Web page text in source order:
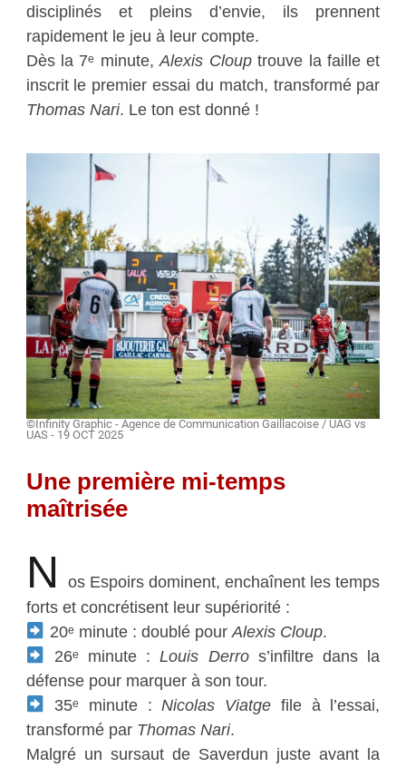
disciplinés et pleins d’envie, ils prennent
rapidement le jeu à leur compte.
Dès la 7ᵉ minute,Alexis Clouptrouve la faille et
inscrit le premier essai du match, transformé par
Thomas Nari. Le ton est donné !
©Infinity Graphic - Agence de Communication Gaillacoise / UAG vs
UAS - 19 OCT 2025
Une première mi-temps
maîtrisée
N
os Espoirs dominent, enchaînent les temps
forts et concrétisent leur supériorité :
20ᵉ minute : doublé pour Alexis Cloup.
26ᵉ minute :Louis Derros’infiltre dans la
défense pour marquer à son tour.
35ᵉ minute :Nicolas Viatge file à l’essai,
transformé par Thomas Nari.
Malgré un sursaut de Saverdun juste avant la